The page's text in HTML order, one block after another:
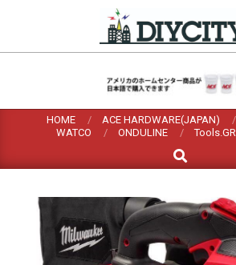
content
HOME ACE HARDWARE(JAPAN)
WATCO
ONDULINE Tools.GR
Search